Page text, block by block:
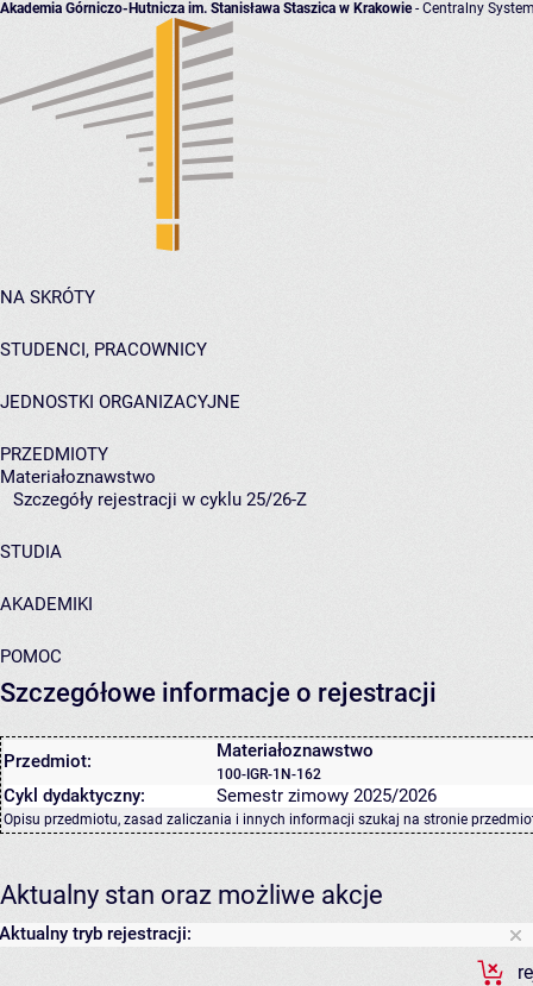
Akademia Górniczo-Hutnicza im. Stanisława Staszica w Krakowie- Centralny
NA SKRÓTY
STUDENCI, PRACOWNICY
JEDNOSTKI ORGANIZACYJNE
PRZEDMIOTY
Materiałoznawstwo
Szczegóły rejestracji w cyklu 25/26-Z
STUDIA
AKADEMIKI
POMOC
Szczegółowe informacje o rejestracji
Przedmiot: Materiałoznawstwo
100-IGR-1N-162
Cykl dydaktyczny: Semestr zimowy 2025/2026
Opisu przedmiotu, zasad zaliczania i innych informacji szukaj na stronie
Aktualny stan oraz możliwe akcje
Aktualny tryb rejestracji: